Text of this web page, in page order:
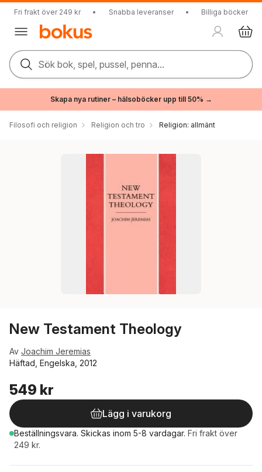
Fri frakt över 249 kr • Snabba leveranser • Billiga böcker
Sök bok, spel, pussel, penna...
Skapa nya rutiner – hälsoböcker upp till 50% →
Filosofi och religion Religion och tro Religion: allmänt
New Testament Theology
Av Joachim Jeremias
Häftad, Engelska, 2012
549 kr
Lägg i varukorg
Beställningsvara. Skickas inom 5-8 vardagar. Fri frakt över
249 kr.